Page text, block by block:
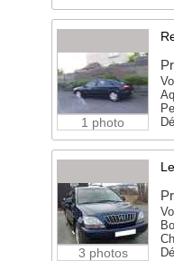
1 photo
3 photos